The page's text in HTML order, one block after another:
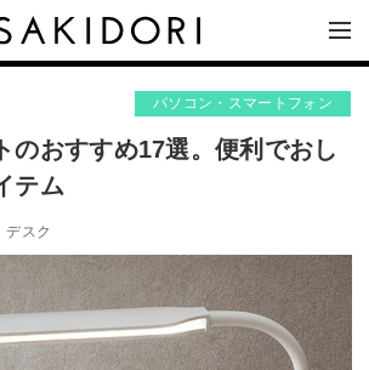
パソコン・スマートフォン
のおすすめ17選。便利でおし
テム
デスク